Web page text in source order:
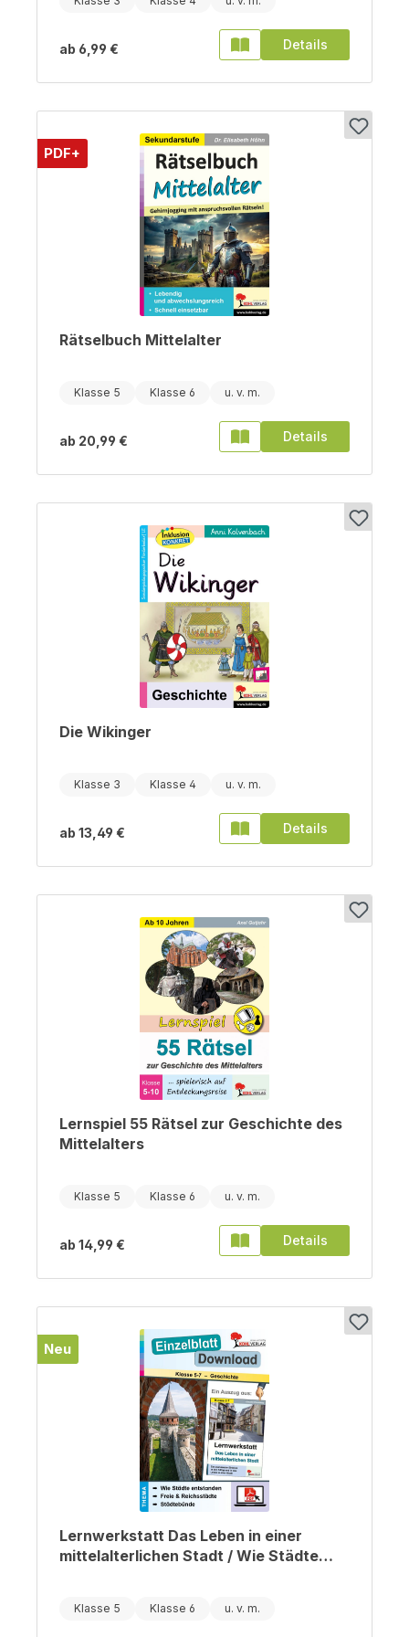
ab 6,99 € Details
PDF+
Rätselbuch Mittelalter
Klasse 5 Klasse 6
ab 20,99 € Details
Die Wikinger
Klasse 3 Klasse 4
ab 13,49 € Details
Lernspiel 55 Rätsel zur Geschichte des
Mittelalters
Klasse 5 Klasse 6
ab 14,99 € Details
Neu
Lernwerkstatt Das Leben in einer
mittelalterlichen Stadt / Wie Städte
Klasse 5 Klasse 6